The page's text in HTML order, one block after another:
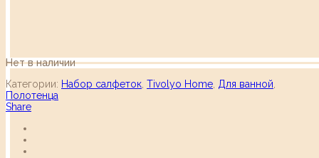
Нет в наличии
Категории: Набор салфеток Tivolyo Home Для ванной
Полотенца
Share